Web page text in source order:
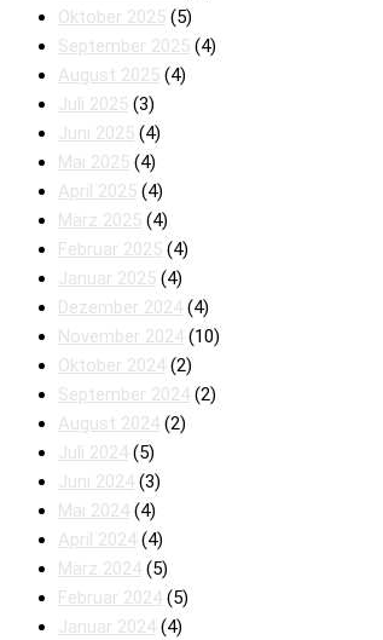
Oktober 2025 (5)
September 2025 (4)
August 2025 (4)
Juli 2025 (3)
Juni 2025 (4)
Mai 2025 (4)
April 2025 (4)
März 2025 (4)
Februar 2025 (4)
Januar 2025 (4)
Dezember 2024(4)
November 2024(10)
Oktober 2024(2)
September 2024(2)
August 2024(2)
Juli 2024(5)
Juni 2024(3)
Mai 2024(4)
April 2024(4)
März 2024(5)
Februar 2024(5)
Januar 2024(4)